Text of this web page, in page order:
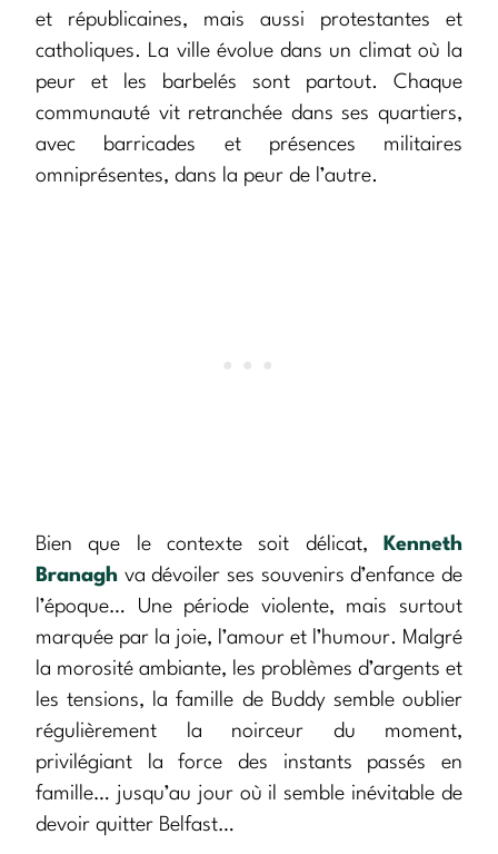
et républicaines, mais aussi protestantes et
catholiques. La ville évolue dans un climat où la
peur et les barbelés sont partout. Chaque
communauté vit retranchée dans ses quartiers,
avec barricades et présences militaires
omniprésentes, dans la peur de l’autre.
Bien que le contexte soit délicat,
Kenneth
Branagh va dévoiler ses souvenirs d’enfance de
l’époque… Une période violente, mais surtout
marquée par la joie, l’amour et l’humour. Malgré
la morosité ambiante, les problèmes d’argents et
les tensions, la famille de Buddy semble oublier
régulièrement la noirceur du moment,
privilégiant la force des instants passés en
famille… jusqu’au jour où il semble inévitable de
devoir quitter Belfast…